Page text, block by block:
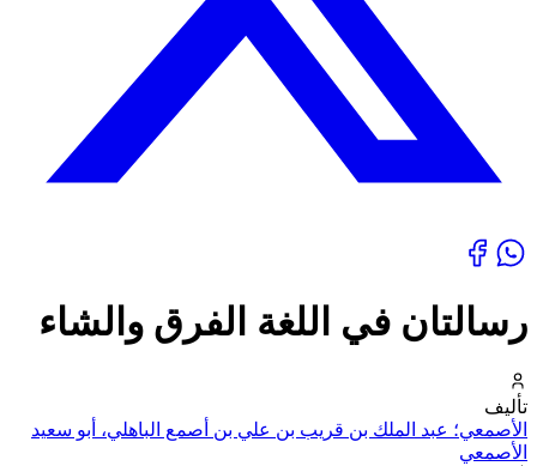
رسالتان في اللغة الفرق والشاء
تأليف
الأصمعي؛ عبد الملك بن قريب بن علي بن أصمع الباهلي، أبو سعيد
الأصمعي